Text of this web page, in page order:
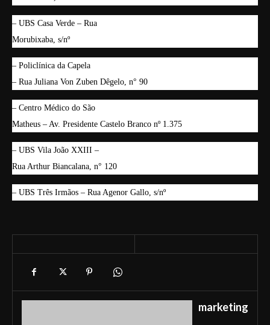
– UBS Casa Verde – Rua
Morubixaba, s/nº
– Policlínica da Capela
– Rua Juliana Von Zuben Dêgelo, n° 90
– Centro Médico do São
Matheus – Av. Presidente Castelo Branco nº 1.375
– UBS Vila João XXIII –
Rua Arthur Biancalana, n° 120
– UBS Três Irmãos – Rua Agenor Gallo, s/nº
marketing